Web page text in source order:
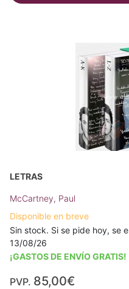
LETRAS
McCartney, Paul
Disponible en breve
Sin stock. Si se pide hoy, se
13/08/26
¡GASTOS DE ENVÍO GRATIS!
PVP. 85,00€